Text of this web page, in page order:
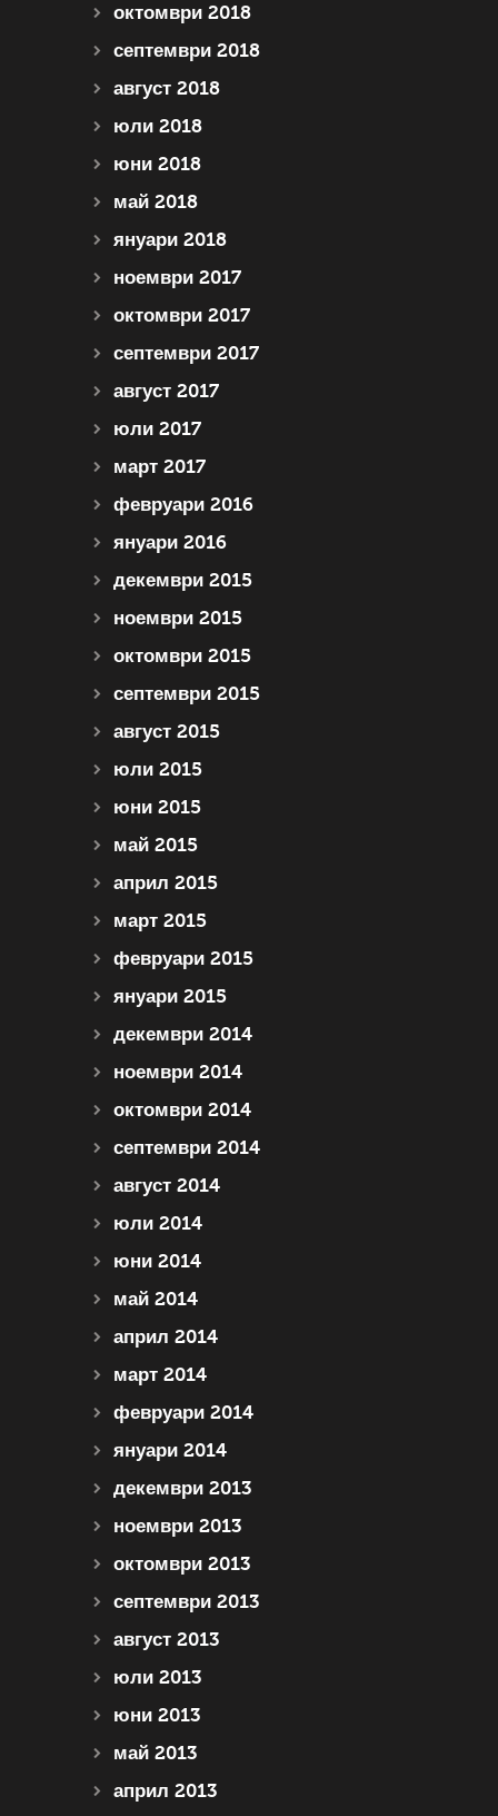
октомври 2018
септември 2018
август 2018
юли 2018
юни 2018
май 2018
януари 2018
ноември 2017
октомври 2017
септември 2017
август 2017
юли 2017
март 2017
февруари 2016
януари 2016
декември 2015
ноември 2015
октомври 2015
септември 2015
август 2015
юли 2015
юни 2015
май 2015
април 2015
март 2015
февруари 2015
януари 2015
декември 2014
ноември 2014
октомври 2014
септември 2014
август 2014
юли 2014
юни 2014
май 2014
април 2014
март 2014
февруари 2014
януари 2014
декември 2013
ноември 2013
октомври 2013
септември 2013
август 2013
юли 2013
юни 2013
май 2013
април 2013